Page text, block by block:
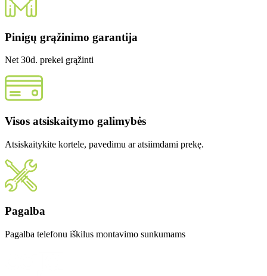
Pinigų grąžinimo garantija
Net 30d. prekei grąžinti
Visos atsiskaitymo galimybės
Atsiskaitykite kortele, pavedimu ar atsiimdami prekę.
Pagalba
Pagalba telefonu iškilus montavimo sunkumams